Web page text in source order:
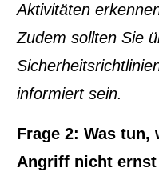
Aktivitäten
Zudem sollten Sie
informiert sein.
Frage 2: Was tun,
Angriff nicht